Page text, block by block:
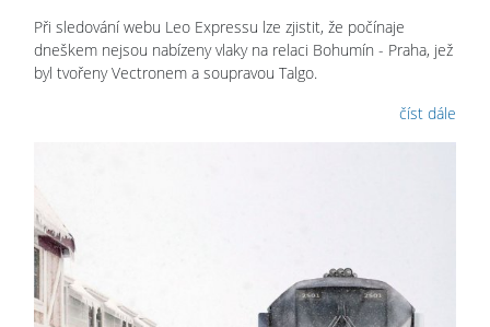
Při sledování webu Leo Expressu lze zjistit, že počínaje
dneškem nejsou nabízeny vlaky na relaci Bohumín - Praha, jež
byl tvořeny Vectronem a soupravou Talgo.
číst dále